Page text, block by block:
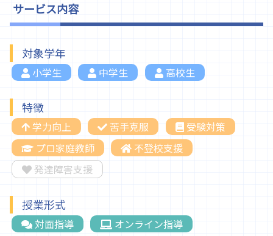
サービス内容
対象学年
小学生 中学生 高校生
特徴
学力向上 苦手克服
受験対策
プロ家庭教師
不登校支援
発達障害支援
授業形式
対面指導 オンライン指導